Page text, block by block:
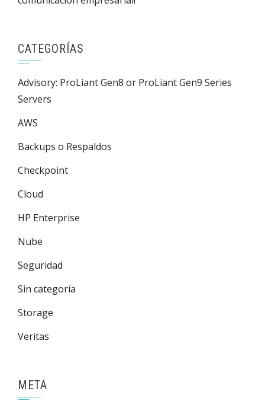
CATEGORÍAS
Advisory: ProLiant Gen8 or ProLiant Gen9 Series
Servers
AWS
Backups o Respaldos
Checkpoint
Cloud
HP Enterprise
Nube
Seguridad
Sin categoría
Storage
Veritas
META